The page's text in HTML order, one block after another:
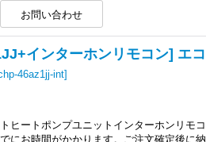
インターホンリモコン] エ
46az1jj-int]
トヒートポンプユニットインターホンリ
にお時間がかかります。ご注文確定後に